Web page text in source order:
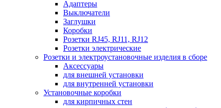
Адаптеры
Выключатели
Заглушки
Коробки
Розетки RJ45, RJ11, RJ12
Розетки электрические
Розетки и электроустановочные изделия в сборе
Аксессуары
для внешней установки
для внутренней установки
Установочные коробки
для кирпичных стен